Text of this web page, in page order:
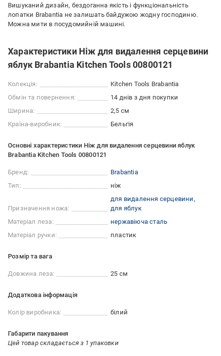
Вишуканий дизайн, бездоганна якість і функціональність
лопатки Brabantia не залишать байдужою жодну господиню.
Можна мити в посудомийній машині.
Характеристики Ніж для видалення серцевини
яблук Brabantia Kitchen Tools 00800121
Колекція:
Kitchen Tools Brabantia
Обмін та повернення:
14 днів з дня покупки
Ширина:
2,5 см
Країна-виробник:
Бельгія
Основні характеристики Ніж для видалення серцевини яблук
Brabantia Kitchen Tools 00800121
Бренд:
Brabantia
Тип:
ніж
Призначення ножа:
для видалення серцевини
для яблук
Матеріал леза:
нержавіюча сталь
Матеріал ручки:
пластик
Розмір та вага
Довжина леза: 25 см
Додаткова інформація
Колір виробника: білий
Габарити пакування
Цей товар складається з 1 упаковки